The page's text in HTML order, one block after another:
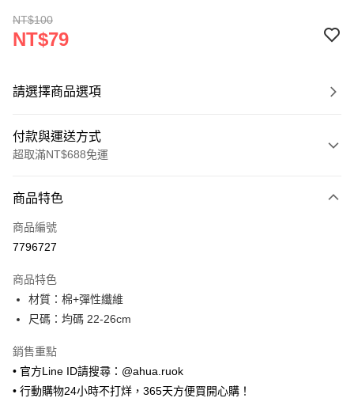
NT$100
NT$79
請選擇商品選項
付款與運送方式
超取滿NT$688免運
信用卡一次付款
超商取貨付款
Apple Pay
街口支付
悠遊付
ATM付款
商品特色
商品編號
7796727
商品特色
材質：棉+彈性纖維
尺碼：均碼 22-26cm
銷售重點
• 官方Line ID請搜尋：@ahua.ruok
• 行動購物24小時不打烊，365天方便買開心購！